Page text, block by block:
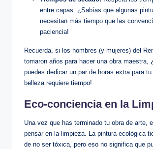
entre capas. ¿Sabías que algunas
necesitan más tiempo que las
paciencia!
Recuerda, si los hombres (y mujeres) del
tomaron años para hacer una obra maestra,
puedes dedicar un par de horas extra para tu
belleza requiere tiempo!
Eco-conciencia en la
Una vez que has terminado tu obra de arte,
pensar en la limpieza. La pintura ecológica
de no ser tóxica, pero eso no significa que